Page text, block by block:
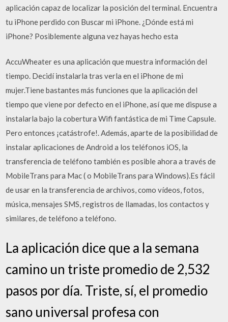
aplicación capaz de localizar la posición del terminal. Encuentra
tu iPhone perdido con Buscar mi iPhone. ¿Dónde está mi
iPhone? Posiblemente alguna vez hayas hecho esta
AccuWheater es una aplicación que muestra información del
tiempo. Decidí instalarla tras verla en el iPhone de mi
mujer.Tiene bastantes más funciones que la aplicación del
tiempo que viene por defecto en el iPhone, así que me dispuse a
instalarla bajo la cobertura Wifi fantástica de mi Time Capsule.
Pero entonces ¡catástrofe!. Además, aparte de la posibilidad de
instalar aplicaciones de Android a los teléfonos iOS, la
transferencia de teléfono también es posible ahora a través de
MobileTrans para Mac ( o MobileTrans para Windows).Es fácil
de usar en la transferencia de archivos, como vídeos, fotos,
música, mensajes SMS, registros de llamadas, los contactos y
similares, de teléfono a teléfono.
La aplicación dice que a la semana
camino un triste promedio de 2,532
pasos por día. Triste, sí, el promedio
sano universal profesa con